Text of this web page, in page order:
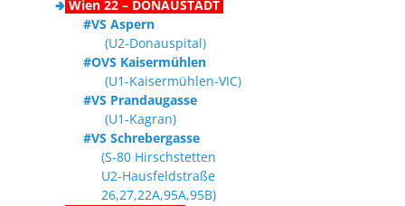
🢂 Wien 22 – DONAUSTADT
#VS Aspern
(U2-Donauspital)
#OVS Kaisermühlen
(U1-Kaisermühlen-VIC)
#VS Prandaugasse
(U1-Kagran)
#VS Schrebergasse
(S-80 Hirschstetten
U2-Hausfeldstraße
26,27,22A,95A,95B)